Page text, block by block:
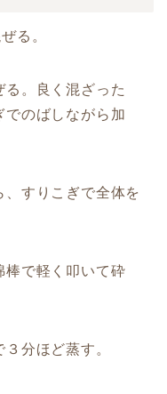
る。
。良く混ざった
でのばしながら加
すりこぎで全体を
で軽く叩いて砕
分ほど蒸す。